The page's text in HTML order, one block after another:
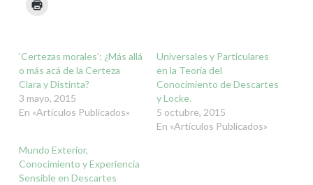
ventana
nueva)
una
ventana
nueva)
una
ventana
nueva)
una
ventana
nueva)
una
ventana
nueva)
una
ventana
nueva)
ventana
en
una
ventana
nueva)
‘Certezas morales’: ¿Más allá
o más acá de la Certeza
Clara y Distinta?
3 mayo, 2015
En «Artículos Publicados»
Universales y Particulares
en la Teoría del
Conocimiento de Descartes
y Locke.
5 octubre, 2015
En «Artículos Publicados»
Mundo Exterior,
Conocimiento y Experiencia
Sensible en Descartes